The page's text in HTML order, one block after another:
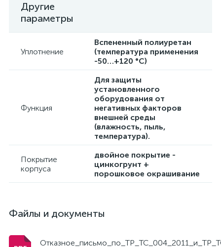
Другие
параметры
Уплотнение
Вспененный полиуретан
(температура применения
-50…+120 °С)
Функция
Для защиты
установленного
оборудования от
негативных факторов
внешней среды
(влажность, пыль,
температура).
Покрытие
корпуса
двойное покрытие -
цинкогрунт +
порошковое окрашивание
Файлы и документы